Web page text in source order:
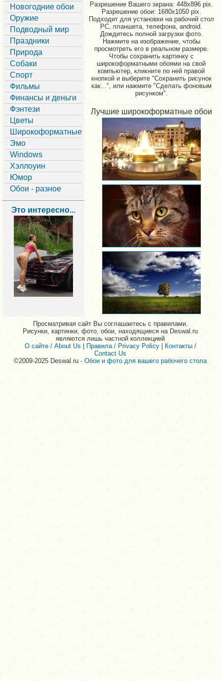
Новогодние обои
Оружие
Подводный мир
Праздники
Природа
Собаки
Спорт
Фильмы
Финансы и деньги
Фэнтези
Цветы
Широкоформатные
Эмо
Windows
Хэллоуин
Юмор
Обои - разное
Это интересно...
Разрешение Вашего экрана: 448x896 pix.
Разрешение обои: 1680x1050 pix.
Подходит для установки на рабочий стол
PC, планшета, телефона, android.
Дождитесь полной загрузки фото.
Нажмите на изображение, чтобы
просмотреть его в реальном размере.
Чтобы сохранить картинку с
широкоформатными обоями на свой
компьютер, кликните по ней правой
кнопкой и выберите "Сохранить рисунок
как...", или нажмите "Сделать фоновым
рисунком".
Лучшие широкоформатные обои
Просматривая сайт Вы соглашаетесь с правилами.
Рисунки, картинки, фото, обои, находящиеся на Deswal.ru
являются лишь частной коллекцией
О сайте / About Us | Правила / Privacy Policy | Контакты /
Contact Us
©2009-2025 Deswal.ru -Обои и фото для вашего рабочего стола